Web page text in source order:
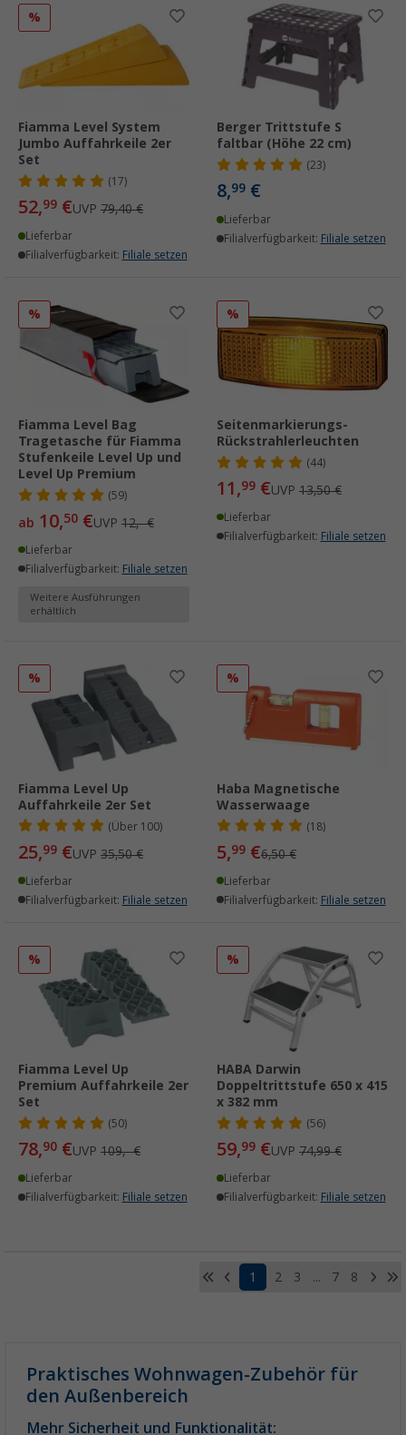
%
Fiamma Level System
Jumbo Auffahrkeile 2er
Set
(17)
52,99 €UVP 79,40 €
Lieferbar
Filialverfügbarkeit: Filiale setzen
Berger Trittstufe S
faltbar (Höhe 22 cm)
(23)
8,99 €
Lieferbar
Filialverfügbarkeit: Filiale setzen
%
Fiamma Level Bag
Tragetasche für Fiamma
Stufenkeile Level Up und
Level Up Premium
(59)
ab 10,50 €UVP 12,- €
Lieferbar
Filialverfügbarkeit: Filiale setzen
Weitere Ausführungen
erhältlich
%
Seitenmarkierungs-
Rückstrahlerleuchten
(44)
11,99 €UVP 13,50 €
Lieferbar
Filialverfügbarkeit: Filiale setzen
%
Fiamma Level Up
Auffahrkeile 2er Set
(Über100)
25,99 €UVP 35,50 €
Lieferbar
Filialverfügbarkeit: Filiale setzen
%
Haba Magnetische
Wasserwaage
(18)
5,99 €6,50 €
Lieferbar
Filialverfügbarkeit: Filiale setzen
%
Fiamma Level Up
Premium Auffahrkeile 2er
Set
(50)
78,90 €UVP 109,- €
Lieferbar
Filialverfügbarkeit: Filiale setzen
%
HABA Darwin
Doppeltrittstufe 650 x 415
x 382 mm
(56)
59,99 €UVP 74,99 €
Lieferbar
Filialverfügbarkeit: Filiale setzen
1 2 3 ... 7 8
Praktisches Wohnwagen-Zubehör für
den Außenbereich
Mehr Sicherheit und Funktionalität: